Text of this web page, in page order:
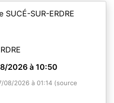
SUCÉ-SUR-ERDRE
2026 à 10:50
08/2026 à 01:14 (source